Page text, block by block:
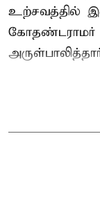
உற்சவத்தில்
கோதண்டராமர்